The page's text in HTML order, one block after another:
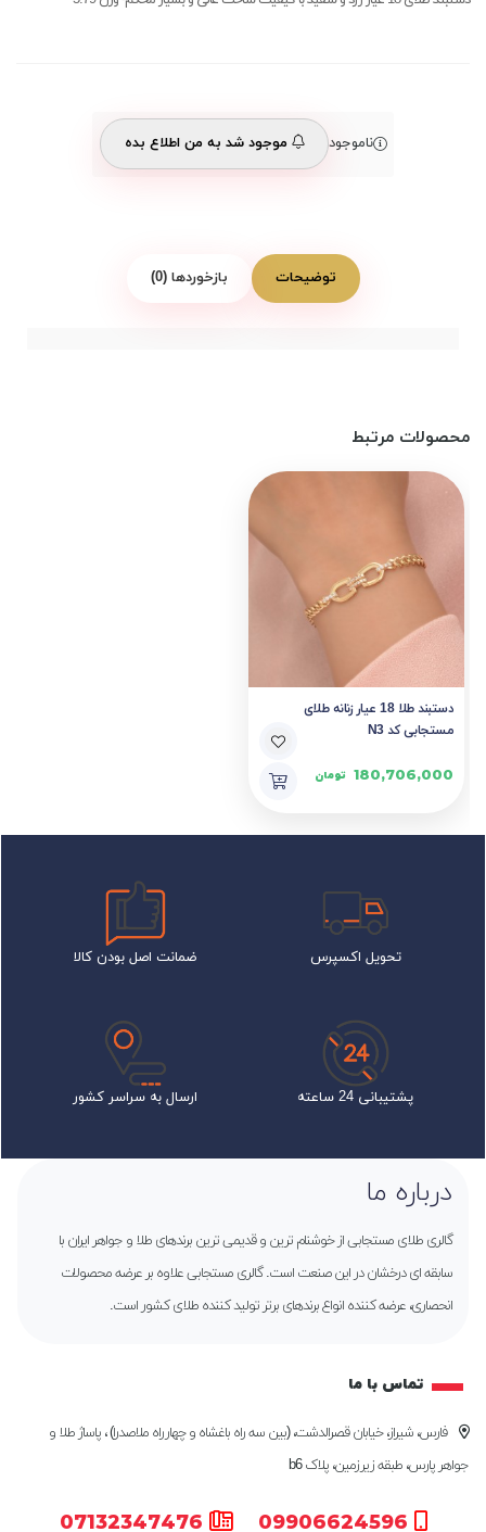
ناموجود موجود شد به من اطلاع بده
توضیحات بازخوردها (0)
محصولات مرتبط
دستبند طلا 18 عیار زنانه طلای
مستجابی کد N3
180,706,000 تومان
تحویل اکسپرس ضمانت اصل بودن کالا
پشتیبانی 24 ساعته ارسال به سراسر کشور
درباره ما
گالری طلای مستجابی از خوشنام ترین و قدیمی ترین برندهای طلا و جواهر ایران با
سابقه ای درخشان در این صنعت است. گالری مستجابی علاوه بر عرضه محصولات
انحصاری، عرضه کننده انواع برندهای برتر تولید کننده طلای کشور است.
تماس با ما
فارس، شیراز، خیابان قصرالدشت، (بین سه راه باغشاه و چهارراه ملاصدرا) ، پاساژ طلا و
جواهر پارس، طبقه زیرزمین، پلاک b6